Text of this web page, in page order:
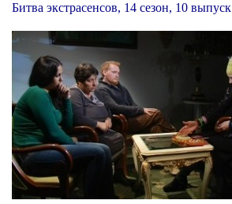
Битва экстрасенсов, 14 сезон, 10 выпуск